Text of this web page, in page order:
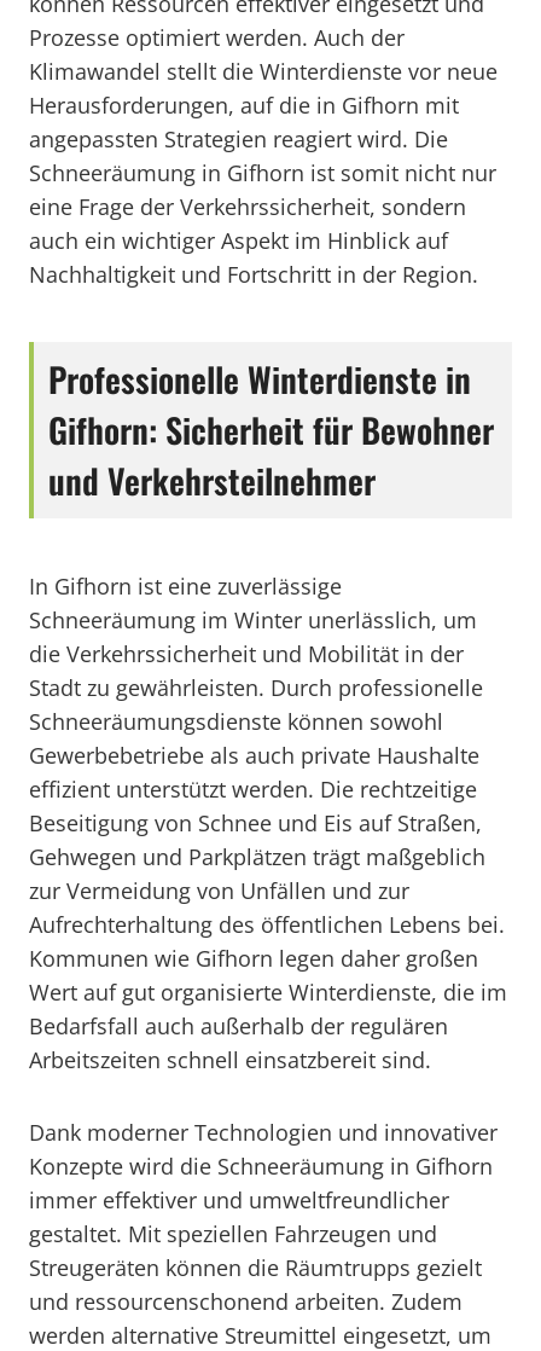
Prozesse optimiert werden. Auch der
Klimawandel stellt die Winterdienste vor neue
Herausforderungen, auf die in Gifhorn mit
angepassten Strategien reagiert wird. Die
Schneeräumung in Gifhorn ist somit nicht nur
eine Frage der Verkehrssicherheit, sondern
auch ein wichtiger Aspekt im Hinblick auf
Nachhaltigkeit und Fortschritt in der Region.
Professionelle Winterdienste in
Gifhorn: Sicherheit für Bewohner
und Verkehrsteilnehmer
In Gifhorn ist eine zuverlässige
Schneeräumung im Winter unerlässlich, um
die Verkehrssicherheit und Mobilität in der
Stadt zu gewährleisten. Durch professionelle
Schneeräumungsdienste können sowohl
Gewerbebetriebe als auch private Haushalte
effizient unterstützt werden. Die rechtzeitige
Beseitigung von Schnee und Eis auf Straßen,
Gehwegen und Parkplätzen trägt maßgeblich
zur Vermeidung von Unfällen und zur
Aufrechterhaltung des öffentlichen Lebens bei.
Kommunen wie Gifhorn legen daher großen
Wert auf gut organisierte Winterdienste, die im
Bedarfsfall auch außerhalb der regulären
Arbeitszeiten schnell einsatzbereit sind.
Dank moderner Technologien und innovativer
Konzepte wird die Schneeräumung in Gifhorn
immer effektiver und umweltfreundlicher
gestaltet. Mit speziellen Fahrzeugen und
Streugeräten können die Räumtrupps gezielt
und ressourcenschonend arbeiten. Zudem
werden alternative Streumittel eingesetzt, um